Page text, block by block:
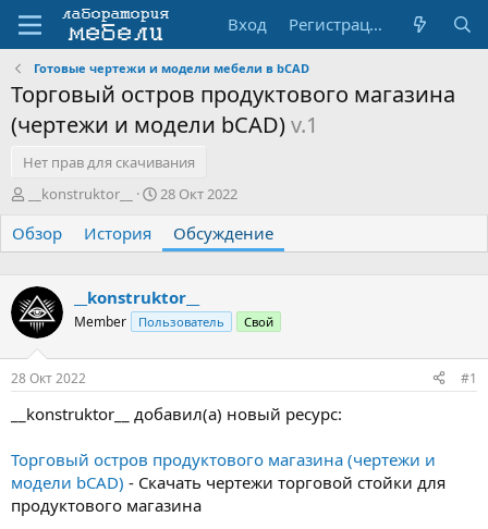
Вход Регистрация
Готовые чертежи и модели мебели в bCAD
Торговый остров продуктового магазина
(чертежи и модели bCAD)v.1
Нет прав для скачивания
т
о
т
е
м
ы
__konstruktor__
Д
а
а
ч
а
28 Окт 2022
Обзор История Обсуждение
__konstruktor__
Member Пользователь Свой
28 Окт 2022 #1
__konstruktor__ добавил(а) новый ресурс:
Торговый остров продуктового магазина (чертежи и
модели bCAD) - Скачать чертежи торговой стойки для
продуктового магазина